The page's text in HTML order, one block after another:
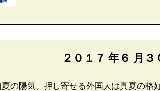
２０１７ 年 ６ 月 ３
の陽気。押し寄せる外国人は真夏の格